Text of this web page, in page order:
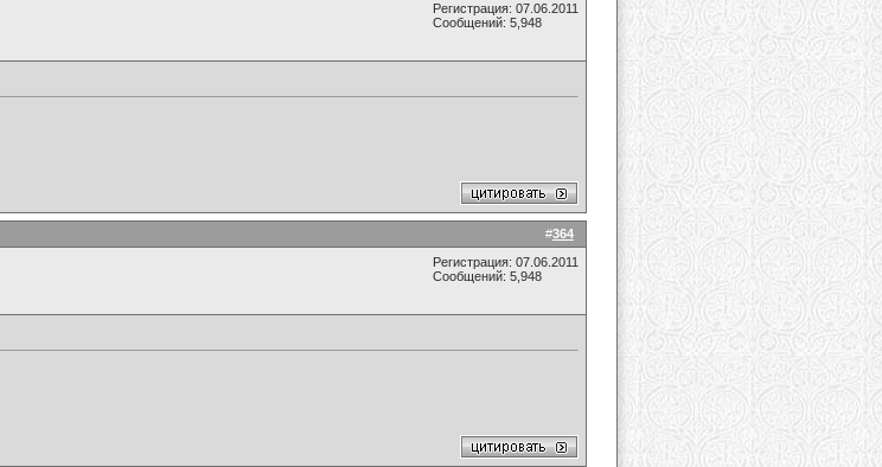
Регистрация: 07.06.2011
Сообщений: 5,948
#364
Регистрация: 07.06.2011
Сообщений: 5,948